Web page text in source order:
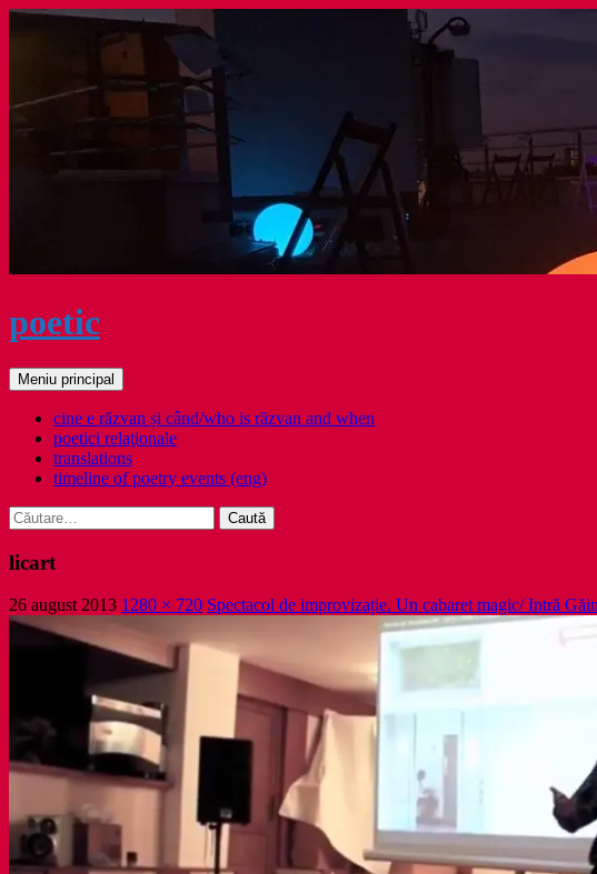
Sari
poetic
Caută
Meniu principal
cine e răzvan și când/who is răzvan and when
poetici relaţionale
translations
timeline of poetry events (eng)
Caută
după:
licart
26 august 2013 1280 × 720 Spectacol de improvizație. Un cabaret magic/ Intră